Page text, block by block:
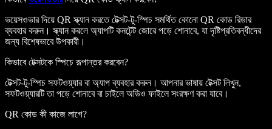
ভয়েসওভার দিয়ে QR স্ক্যান করতে টেক্সট-টু-স্পিচ সমর্থিত কোনো QR কোড রিডার
ব্যবহার করুন। স্ক্যান করলে অ্যাপটি কনটেন্ট জোরে পড়ে শোনাবে, যা দৃষ্টিপ্রতিবন্ধীদের
জন্য বিশেষভাবে উপকারী।
কিভাবে টেক্সটকে স্পিচে রূপান্তর করবেন?
টেক্সট-টু-স্পিচ সফটওয়্যার বা অ্যাপ ব্যবহার করুন। আপনার ভাষায় টেক্সট লিখুন,
সফটওয়্যারটি তা পড়ে শোনাবে বা চাইলে অডিও ফাইলে সংরক্ষণ করা যাবে।
QR কোড কী কাজে লাগে?